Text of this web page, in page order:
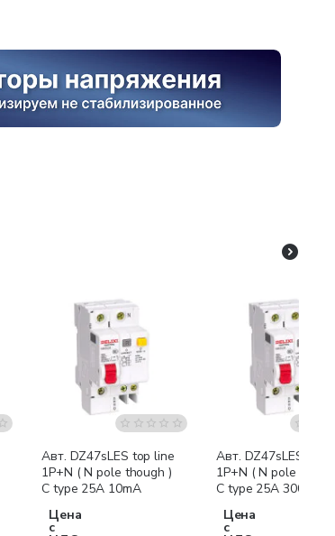
Авт. DZ47sLES top line
1P+N ( N pole though )
C type 25A 10mA
Цена
с
Авт. DZ47sLES top
1P+N ( N pole
C type 25A 300mA
Цена
с